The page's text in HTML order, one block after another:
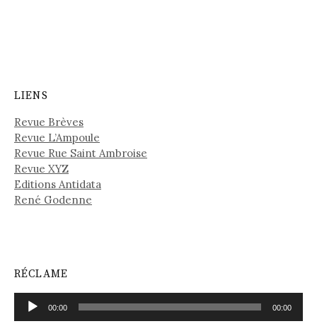
LIENS
Revue Brèves
Revue L’Ampoule
Revue Rue Saint Ambroise
Revue XYZ
Editions Antidata
René Godenne
RÉCLAME
Lecteur
audio
00:00 00:00